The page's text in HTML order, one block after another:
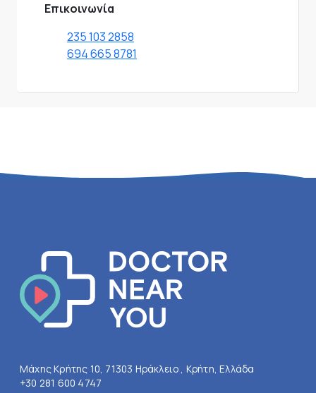
Επικοινωνία
235 103 2858
694 665 8781
Μάχης Κρήτης 10, 71303 Ηράκλειο , Κρήτη, Ελλάδα
+30 281 600 4747